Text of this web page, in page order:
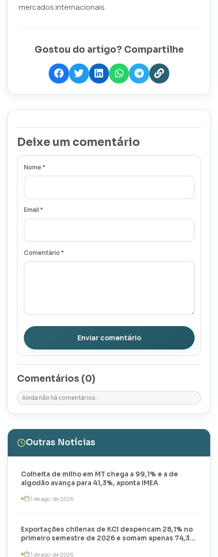
mercados internacionais.
Gostou do artigo? Compartilhe
Deixe um comentário
Nome *
Email *
Comentário *
Enviar comentário
Comentários (0)
Ainda não há comentários.
Outras Notícias
Colheita de milho em MT chega a 99,1% e a de
algodão avança para 41,3%, aponta IMEA
7 de ago. de 2026
Exportações chilenas de KCl despencam 28,1% no
primeiro semestre de 2026 e somam apenas 74,3
7 de ago. de 2026